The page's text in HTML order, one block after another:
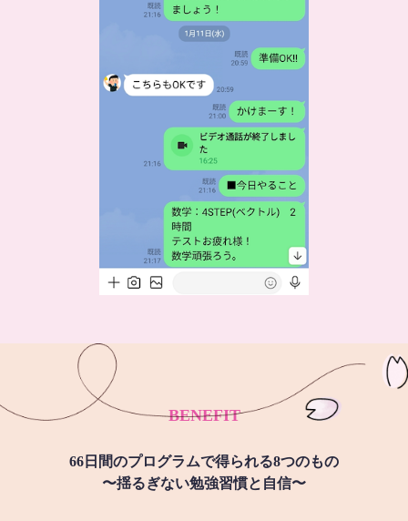
BENEFIT
66日間のプログラムで得られる8つのもの
〜揺るぎない勉強習慣と自信〜